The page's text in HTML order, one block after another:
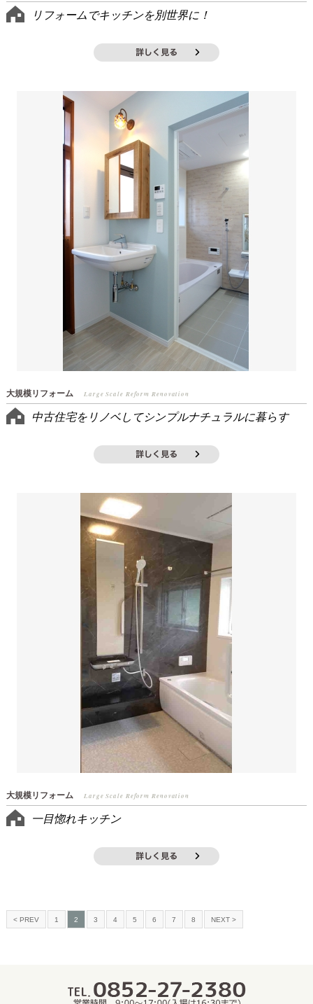
リフォームでキッチンを別世界に！
大規模リフォーム Large Scale Reform Renovation
中古住宅をリノベしてシンプルナチュラルに暮らす
大規模リフォーム Large Scale Reform Renovation
一目惚れキッチン
< PREV 1 2 3 4 5 6 7 8 NEXT >